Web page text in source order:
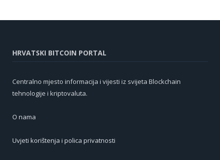
HRVATSKI BITCOIN PORTAL
Centralno mjesto informacija i vijesti iz svijeta Blockchain
tehnologije i kriptovaluta.
O nama
Uvjeti korištenja i polica privatnosti